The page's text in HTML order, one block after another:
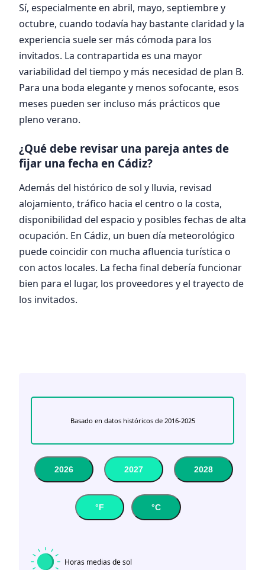
Sí, especialmente en abril, mayo, septiembre y
octubre, cuando todavía hay bastante claridad y la
experiencia suele ser más cómoda para los
invitados. La contrapartida es una mayor
variabilidad del tiempo y más necesidad de plan B.
Para una boda elegante y menos sofocante, esos
meses pueden ser incluso más prácticos que
pleno verano.
¿Qué debe revisar una pareja antes de
fijar una fecha en Cádiz?
Además del histórico de sol y lluvia, revisad
alojamiento, tráfico hacia el centro o la costa,
disponibilidad del espacio y posibles fechas de alta
ocupación. En Cádiz, un buen día meteorológico
puede coincidir con mucha afluencia turística o
con actos locales. La fecha final debería funcionar
bien para el lugar, los proveedores y el trayecto de
los invitados.
Basado en datos históricos de 2016-2025
2026 2027 2028
°F °C
Horas medias de sol